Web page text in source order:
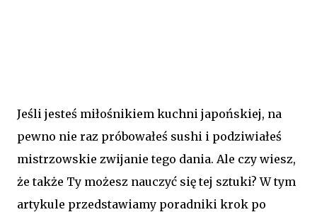
Jeśli jesteś miłośnikiem kuchni japońskiej, na
pewno nie raz próbowałeś sushi i podziwiałeś
mistrzowskie zwijanie tego dania. Ale czy wiesz,
że także Ty możesz nauczyć się tej sztuki? W tym
artykule przedstawiamy poradniki krok po